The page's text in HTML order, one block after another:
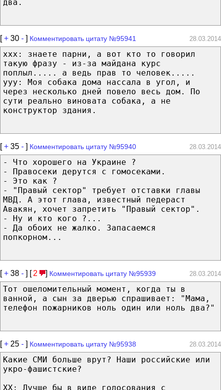
два.
[+ 30 - ] Комментировать цитату №95941 28.03.2014
xxx: знаете парни, а вот кто то говорил
такую фразу - из-за майдана курс
поплыл..... а ведь прав то человек.....
yyy: Моя собака дома нассала в угол, и
через несколько дней повело весь дом. По
сути реально виновата собака, а не
конструктор здания.
[+ 35 - ] Комментировать цитату №95940 28.03.2014
- Что хорошего на Украине ?
- Правосеки дерутся с гомосеками.
- Это как ?
- "Правый сектор" требует отставки главы
МВД. А этот глава, известный педераст
Авакян, хочет запретить "Правый сектор".
- Ну и кто кого ?...
- Да обоих не жалко. Запасаемся
попкорном...
[+ 38 - ] [ 2 ] Комментировать цитату №95939 28.03.2014
Тот ошеломительный момент, когда ты в
ванной, а сын за дверью спрашивает: "Мама,
телефон пожарников ноль один или ноль два?"
[+ 25 - ] Комментировать цитату №95938 28.03.2014
Какие СМИ больше врут? Наши российские или
укро-фашистские?
XX: Лучше бы в виде голосования с